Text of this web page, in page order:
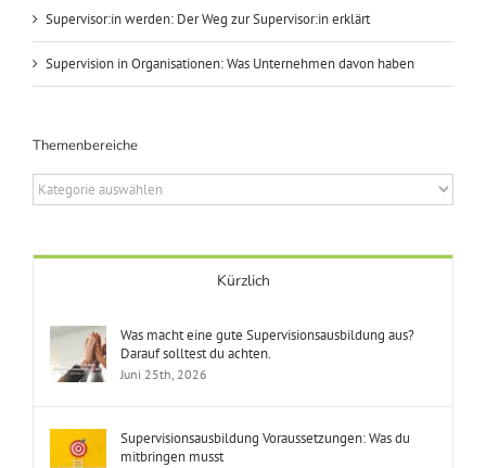
Supervisor:in werden: Der Weg zur Supervisor:in erklärt
Supervision in Organisationen: Was Unternehmen davon haben
Themenbereiche
Themenbereiche
Kürzlich
Was macht eine gute Supervisionsausbildung aus?
Darauf solltest du achten.
Juni 25th, 2026
Supervisionsausbildung Voraussetzungen: Was du
mitbringen musst